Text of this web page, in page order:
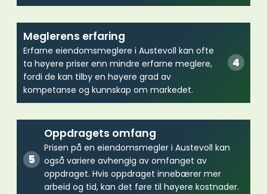
Meglerens erfaring
Erfarne eiendomsmeglere i Austevoll kan ofte
ta høyere priser enn mindre erfarne meglere,
fordi de kan tilby en høyere grad av
kompetanse og kunnskap om markedet.
Oppdragets omfang
Prisen på en eiendomsmegler i Austevoll kan
også variere avhengig av omfanget av
oppdraget. Hvis oppdraget innebærer mer
arbeid og tid, kan det føre til høyere kostnader.